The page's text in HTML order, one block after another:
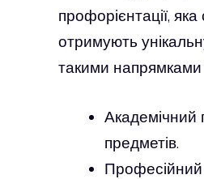
профорієнтації,
отримують
такими напрямками
Академічний
предметів.
Професійний